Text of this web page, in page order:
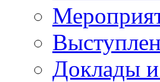
Доклады